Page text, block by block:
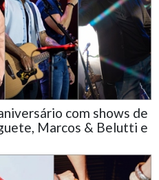
com shows de
Marcos & Belutti e